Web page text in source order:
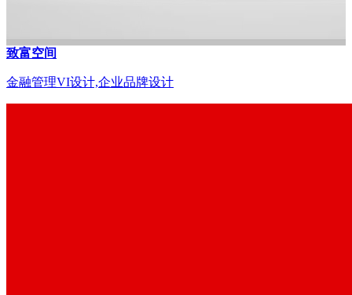
致富空间
金融管理VI设计,企业品牌设计